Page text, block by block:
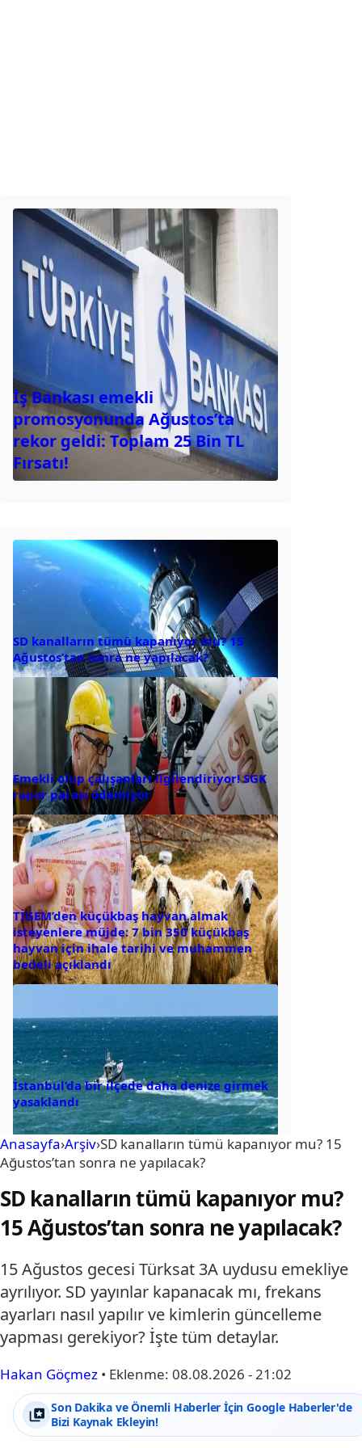
İş Bankası emekli
promosyonunda Ağustos’ta
rekor geldi: Toplam 25 Bin TL
Fırsatı!
SD kanalların tümü kapanıyor mu? 15
Ağustos’tan sonra ne yapılacak?
Emekli olup çalışanları ilgilendiriyor! SGK
rapor parası ödemiyor
TİGEM’den küçükbaş hayvan almak
isteyenlere müjde: 7 bin 350 küçükbaş
hayvan için ihale tarihi ve muhammen
bedeli açıklandı
İstanbul’da bir ilçede daha denize girmek
yasaklandı
Anasayfa›Arşiv›SD kanalların tümü kapanıyor mu? 15
Ağustos’tan sonra ne yapılacak?
SD kanalların tümü kapanıyor mu?
15 Ağustos’tan sonra ne yapılacak?
15 Ağustos gecesi Türksat 3A uydusu emekliye
ayrılıyor. SD yayınlar kapanacak mı, frekans
ayarları nasıl yapılır ve kimlerin güncelleme
yapması gerekiyor? İşte tüm detaylar.
Hakan Göçmez • Eklenme: 08.08.2026 - 21:02
Son Dakika ve Önemli Haberler İçin Google Haberler'de
Bizi Kaynak Ekleyin!